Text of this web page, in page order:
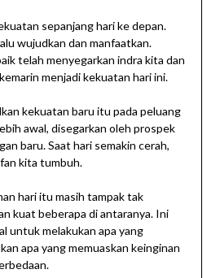
sepanjang hari ke depan.
wujudkan dan manfaatkan.
telah menyegarkan indra kita dan
menjadi kekuatan hari ini.
kekuatan baru itu pada peluang
awal, disegarkan oleh prospek
baru. Saat hari semakin cerah,
kita tumbuh.
hari itu masih tampak tak
kuat beberapa di antaranya. Ini
untuk melakukan apa yang
apa yang memuaskan keinginan